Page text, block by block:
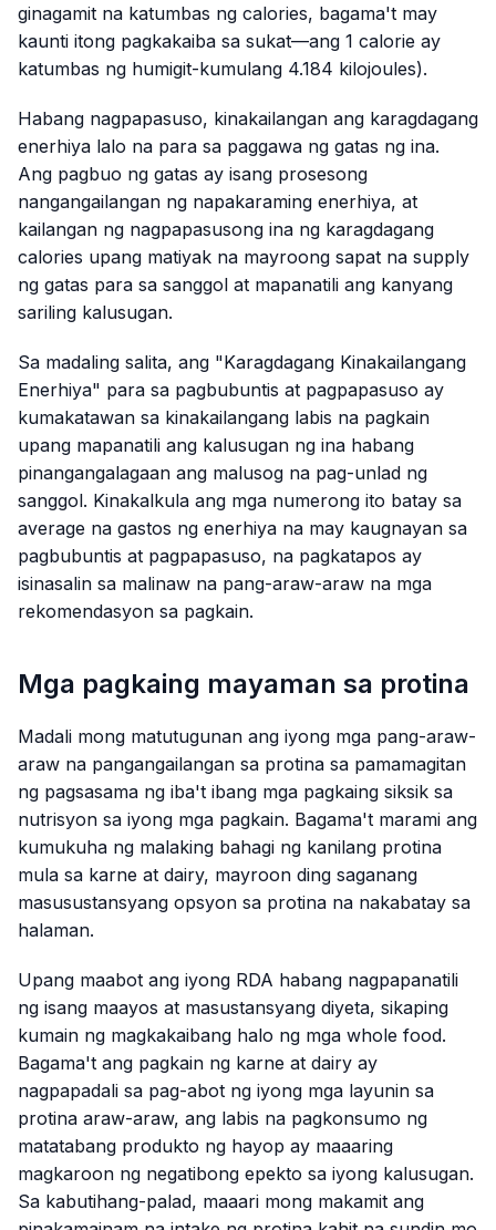
ginagamit na katumbas ng calories, bagama't may
kaunti itong pagkakaiba sa sukat—ang 1 calorie ay
katumbas ng humigit-kumulang 4.184 kilojoules).
Habang nagpapasuso, kinakailangan ang karagdagang
enerhiya lalo na para sa paggawa ng gatas ng ina.
Ang pagbuo ng gatas ay isang prosesong
nangangailangan ng napakaraming enerhiya, at
kailangan ng nagpapasusong ina ng karagdagang
calories upang matiyak na mayroong sapat na supply
ng gatas para sa sanggol at mapanatili ang kanyang
sariling kalusugan.
Sa madaling salita, ang "Karagdagang Kinakailangang
Enerhiya" para sa pagbubuntis at pagpapasuso ay
kumakatawan sa kinakailangang labis na pagkain
upang mapanatili ang kalusugan ng ina habang
pinangangalagaan ang malusog na pag-unlad ng
sanggol. Kinakalkula ang mga numerong ito batay sa
average na gastos ng enerhiya na may kaugnayan sa
pagbubuntis at pagpapasuso, na pagkatapos ay
isinasalin sa malinaw na pang-araw-araw na mga
rekomendasyon sa pagkain.
Mga pagkaing mayaman sa protina
Madali mong matutugunan ang iyong mga pang-araw-
araw na pangangailangan sa protina sa pamamagitan
ng pagsasama ng iba't ibang mga pagkaing siksik sa
nutrisyon sa iyong mga pagkain. Bagama't marami ang
kumukuha ng malaking bahagi ng kanilang protina
mula sa karne at dairy, mayroon ding saganang
masusustansyang opsyon sa protina na nakabatay sa
halaman.
Upang maabot ang iyong RDA habang nagpapanatili
ng isang maayos at masustansyang diyeta, sikaping
kumain ng magkakaibang halo ng mga whole food.
Bagama't ang pagkain ng karne at dairy ay
nagpapadali sa pag-abot ng iyong mga layunin sa
protina araw-araw, ang labis na pagkonsumo ng
matatabang produkto ng hayop ay maaaring
magkaroon ng negatibong epekto sa iyong kalusugan.
Sa kabutihang-palad, maaari mong makamit ang